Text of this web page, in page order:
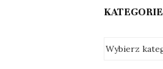
KATEGORIE